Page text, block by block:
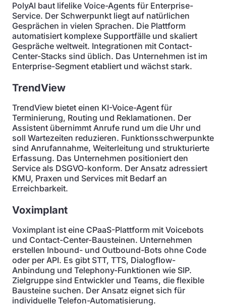
PolyAI baut lifelike Voice-Agents für Enterprise-
Service. Der Schwerpunkt liegt auf natürlichen
Gesprächen in vielen Sprachen. Die Plattform
automatisiert komplexe Supportfälle und skaliert
Gespräche weltweit. Integrationen mit Contact-
Center-Stacks sind üblich. Das Unternehmen ist im
Enterprise-Segment etabliert und wächst stark.
TrendView
TrendView bietet einen KI-Voice-Agent für
Terminierung, Routing und Reklamationen. Der
Assistent übernimmt Anrufe rund um die Uhr und
soll Wartezeiten reduzieren. Funktionsschwerpunkte
sind Anrufannahme, Weiterleitung und strukturierte
Erfassung. Das Unternehmen positioniert den
Service als DSGVO-konform. Der Ansatz adressiert
KMU, Praxen und Services mit Bedarf an
Erreichbarkeit.
Voximplant
Voximplant ist eine CPaaS-Plattform mit Voicebots
und Contact-Center-Bausteinen. Unternehmen
erstellen Inbound- und Outbound-Bots ohne Code
oder per API. Es gibt STT, TTS, Dialogflow-
Anbindung und Telephony-Funktionen wie SIP.
Zielgruppe sind Entwickler und Teams, die flexible
Bausteine suchen. Der Ansatz eignet sich für
individuelle Telefon-Automatisierung.